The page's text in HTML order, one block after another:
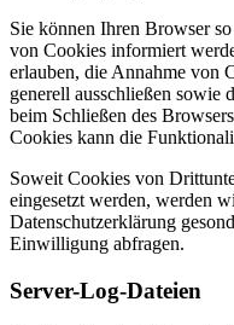
Sie können Ihren Browser
von Cookies informiert
erlauben, die Annahme von
generell ausschließen sowie
beim Schließen des
Cookies kann die
Soweit Cookies von
eingesetzt werden, werden
Datenschutzerklärung
Einwilligung abfragen.
Server-Log-Dateien